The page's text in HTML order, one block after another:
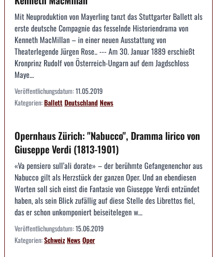
Mit Neuproduktion von Mayerling tanzt das Stuttgarter Ballett als
erste deutsche Compagnie das fesselnde Historiendrama von
Kenneth MacMillan – in einer neuen Ausstattung von
Theaterlegende Jürgen Rose.. --- Am 30. Januar 1889 erschießt
Kronprinz Rudolf von Österreich-Ungarn auf dem Jagdschloss
Maye...
Veröffentlichungsdatum:11.05.2019
Kategorien:BallettDeutschlandNews
Opernhaus Zürich: "Nabucco", Dramma lirico von
Giuseppe Verdi (1813-1901)
«Va pensiero sull’ali dorate» – der berühmte Gefangenenchor aus
Nabucco gilt als Herzstück der ganzen Oper. Und an ebendiesen
Worten soll sich einst die Fantasie von Giuseppe Verdi entzündet
haben, als sein Blick zufällig auf diese Stelle des Librettos fiel,
das er schon unkomponiert beiseitelegen w...
Veröffentlichungsdatum:15.06.2019
Kategorien:SchweizNewsOper